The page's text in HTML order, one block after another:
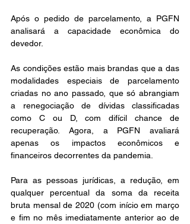
Após o pedido de parcelamento, a PGFN
analisará a capacidade econômica do
devedor.
As condições estão mais brandas que a das
modalidades especiais de parcelamento
criadas no ano passado, que só abrangiam
a renegociação de dívidas classificadas
como C ou D, com difícil chance de
recuperação. Agora, a PGFN avaliará
apenas os impactos econômicos e
financeiros decorrentes da pandemia.
Para as pessoas jurídicas, a redução, em
qualquer percentual da soma da receita
bruta mensal de 2020 (com início em março
e fim no mês imediatamente anterior ao de